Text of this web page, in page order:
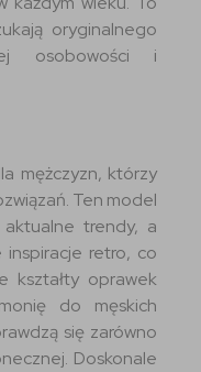
oryginalnego
osobowości i
mężczyzn, którzy
Ten model
trendy, a
inspiracje retro, co
kształty oprawek
do męskich
się zarówno
Doskonale